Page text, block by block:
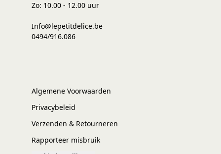
Zo: 10.00 - 12.00 uur
Info@lepetitdelice.be
0494/916.086
Algemene Voorwaarden
Privacybeleid
Verzenden & Retourneren
Rapporteer misbruik